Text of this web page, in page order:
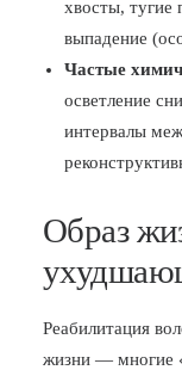
хвосты, тугие
выпадение
Частые
осветление
интервалы
Образ
Реабилитация
жизни — многие